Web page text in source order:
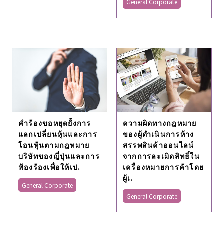
คําร้องขอหยุดยั้งการ
แลกเปลี่ยนหุ้นและการ
โอนหุ้นตามกฎหมาย
บริษัทของญี่ปุ่นและการ
ฟ้องร้องเพื่อให้เป.
General Corporate
ความผิดทางกฎหมาย
ของผู้ดำเนินการห้าง
สรรพสินค้าออนไลน์
จากการละเมิดสิทธิ์ใน
เครื่องหมายการค้าโดย
ผู้เ.
General Corporate